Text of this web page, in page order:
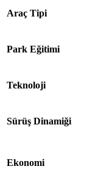
Araç Tipi
Park Eğitimi
Teknoloji
Sürüş Dinamiği
Ekonomi